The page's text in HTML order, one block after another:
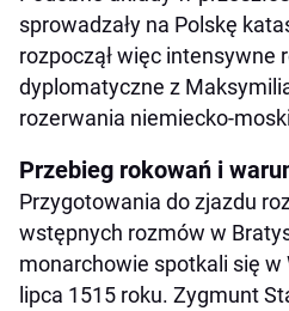
sprowadzały na Polskę
rozpoczął więc intensywne
dyplomatyczne z
rozerwania niemiecko-
Przebieg rokowań i
Przygotowania do zjazdu
wstępnych rozmów w
monarchowie spotkali się w
lipca 1515 roku. Zygmunt